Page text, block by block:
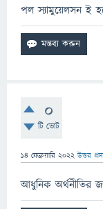
পল স্যামুয়েলসন ই
0
টি ভোট
14 ফেব্রুয়ারি 2022 উত্তর
আধুনিক অর্থনীতির